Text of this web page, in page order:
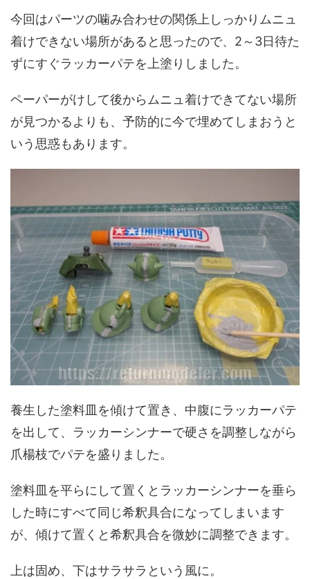
今回はパーツの噛み合わせの関係上しっかりムニュ
着けできない場所があると思ったので、2～3日待た
ずにすぐラッカーパテを上塗りしました。
ペーパーがけして後からムニュ着けできてない場所
が見つかるよりも、予防的に今で埋めてしまおうと
いう思惑もあります。
養生した塗料皿を傾けて置き、中腹にラッカーパテ
を出して、ラッカーシンナーで硬さを調整しながら
爪楊枝でパテを盛りました。
塗料皿を平らにして置くとラッカーシンナーを垂ら
した時にすべて同じ希釈具合になってしまいます
が、傾けて置くと希釈具合を微妙に調整できます。
上は固め、下はサラサラという風に。